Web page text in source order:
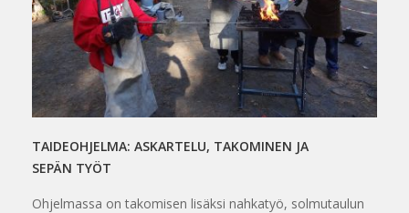
TAIDEOHJELMA: ASKARTELU, TAKOMINEN JA
SEPÄN TYÖT
Ohjelmassa on takomisen lisäksi nahkatyö, solmutaulun